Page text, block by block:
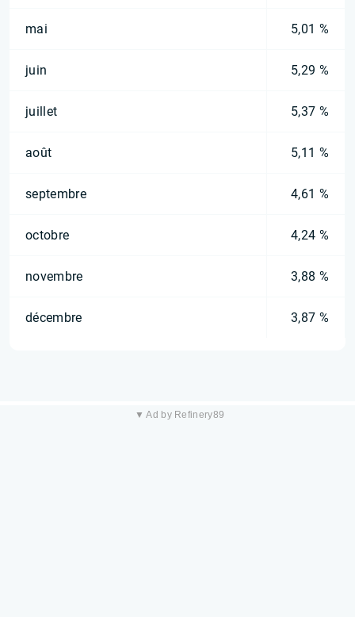
mai 5,01 %
juin 5,29 %
juillet 5,37 %
août 5,11 %
septembre 4,61 %
octobre 4,24 %
novembre 3,88 %
décembre 3,87 %
▼ Ad by Refinery89